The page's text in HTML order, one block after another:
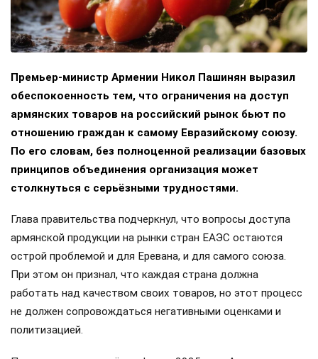
Премьер-министр Армении Никол Пашинян выразил
обеспокоенность тем, что ограничения на доступ
армянских товаров на российский рынок бьют по
отношению граждан к самому Евразийскому союзу.
По его словам, без полноценной реализации базовых
принципов объединения организация может
столкнуться с серьёзными трудностями.
Глава правительства подчеркнул, что вопросы доступа
армянской продукции на рынки стран ЕАЭС остаются
острой проблемой и для Еревана, и для самого союза.
При этом он признал, что каждая страна должна
работать над качеством своих товаров, но этот процесс
не должен сопровождаться негативными оценками и
политизацией.